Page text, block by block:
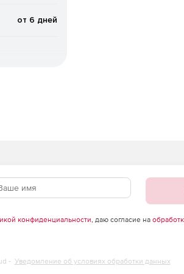
от 6 дней
конфиденциальности, даю согласие на
- Уведомление об условиях обработки данных